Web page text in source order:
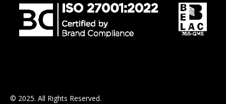
© 2025. All Rights Reserved.